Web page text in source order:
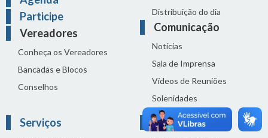
Participe
Vereadores
Conheça os Vereadores
Bancadas e Blocos
Conselhos
Distribuição do dia
Comunicação
Notícias
Sala de Imprensa
Vídeos de Reuniões
Solenidades
Serviços Links Úteis